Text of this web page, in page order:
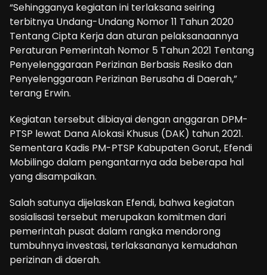
“Sehingganya kegiatan ini terlaksana seiring
terbitnya Undang-Undang Nomor 11 Tahun 2020
Tentang Cipta Kerja dan aturan pelaksanaannya
Peraturan Pemerintah Nomor 5 Tahun 2021 Tentang
Penyelenggaraan Perizinan Berbasis Resiko dan
Penyelenggaraan Perizinan Berusaha di Daerah,”
terang Erwin.
Kegiatan tersebut dibiayai dengan anggaran DPM-
PTSP lewat Dana Alokasi Khusus (DAK) tahun 2021.
Sementara Kadis PM-PTSP Kabupaten Gorut, Efendi
Mobilingo dalam pengantarnya ada beberapa hal
yang disampaikan.
Salah satunya dijelaskan Efendi, bahwa kegiatan
sosialisasi tersebut merupakan komitmen dari
pemerintah pusat dalam rangka mendorong
tumbuhnya investasi, terlaksananya kemudahan
perizinan di daerah.